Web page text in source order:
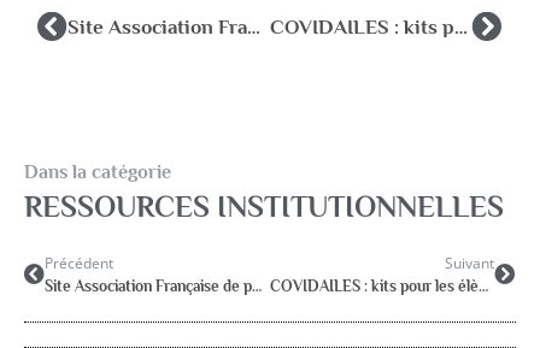
Site Association Française de pédiatrie ambulatoire COVIDAILES : kits pour les élèves, les parents et les enseignants
Dans la catégorie
RESSOURCES INSTITUTIONNELLES
Précédent
Site Association Française de pédiatrie ambulatoire
Suivant
COVIDAILES : kits pour les élèves, les parents et les enseignants